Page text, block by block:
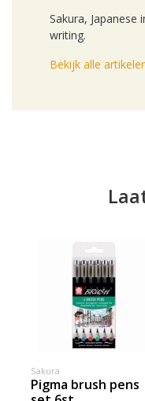
Sakura, Japanese
writing.
Bekijk alle
Sakura
pigma brush pens